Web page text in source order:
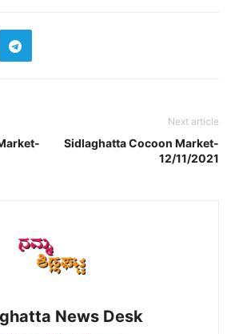
Next article
Sidlaghatta Cocoon Market-
12/11/2021
News Desk